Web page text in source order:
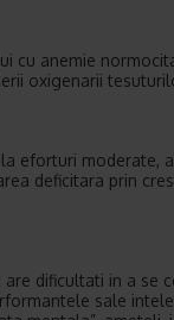
cu anemie
oxigenarii
eforturi moderate,
deficitara prin
dificultati in a se
sale